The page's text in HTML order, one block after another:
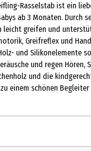
Rasselstab ist ein
ab 3 Monaten. Durch
leicht greifen und
Greifreflex und
und Silikonelemente
und regen Hören,
und die
einem schönen